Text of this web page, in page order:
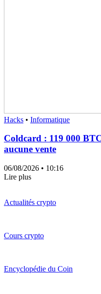
Hacks • Informatique
Coldcard : 119 000
aucune vente
06/08/2026 • 10:16
Lire plus
Actualités crypto
Cours crypto
Encyclopédie du Coin